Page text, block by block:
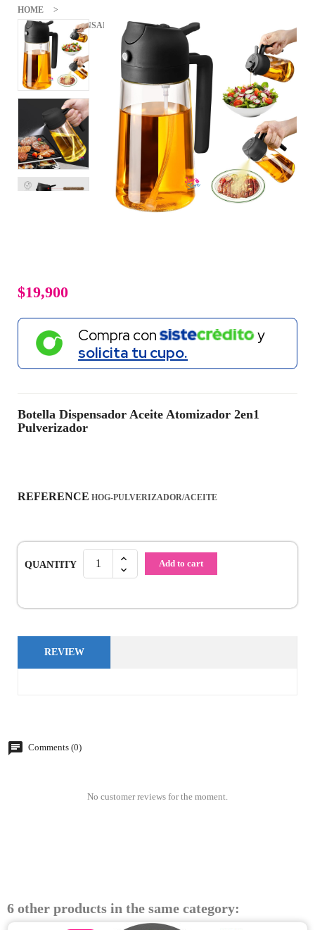
HOME
BOTELLA DISPENSADOR ACEITE ATOMIZADOR 2EN1
PULVERIZADOR
$19,900
Compra con
y
solicita tu cupo.
Botella Dispensador Aceite Atomizador 2en1
Pulverizador
REFERENCE HOG-PULVERIZADOR/ACEITE
QUANTITY Add to cart
REVIEW
Comments (0)
No customer reviews for the moment.
6 other products in the same category: